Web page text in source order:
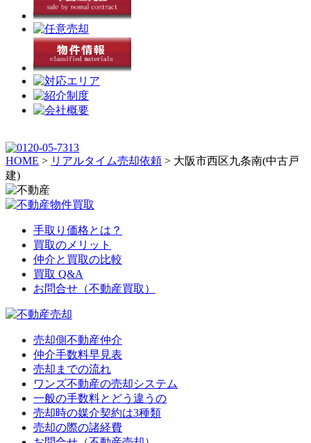
HOME > リアルタイム売却依頼 > 大阪市西区九条南(中古戸
建)
手取り価格とは？
買取のメリット
仲介と買取の比較
買取 Q&A
お問合せ（不動産買取）
売却側不動産仲介
仲介手数料早見表
売却までの流れ
ワンズ不動産の売却システム
一般の手数料とどう違うの
売却時の媒介契約は3種類
売却の際の諸経費